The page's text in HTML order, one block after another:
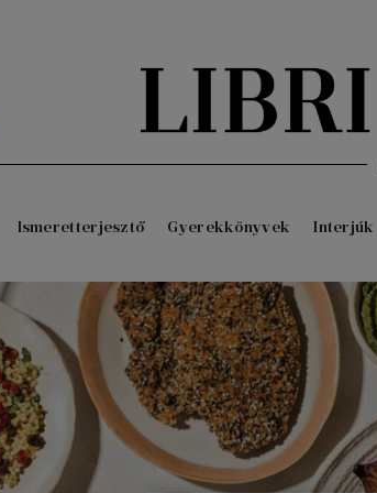
Ismeretterjesztő Gyerekkönyvek Interjúk